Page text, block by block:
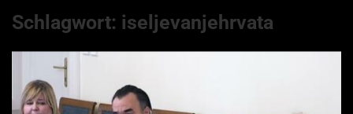
Schlagwort: iseljevanjehrvata